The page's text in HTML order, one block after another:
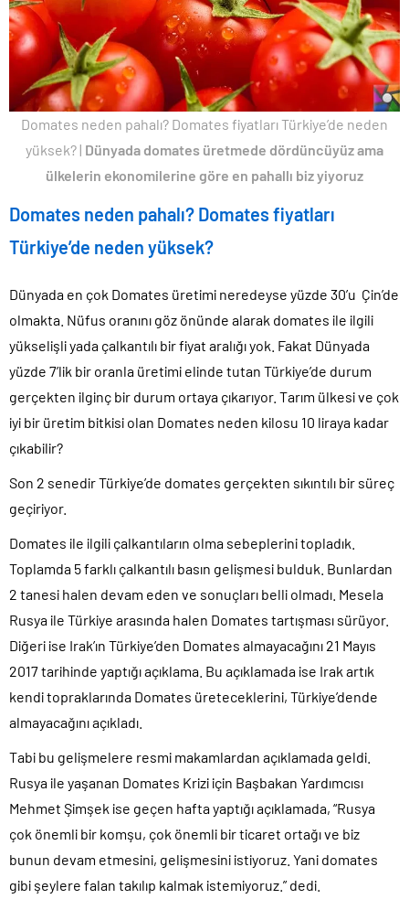
Domates neden pahalı? Domates fiyatları Türkiye’de neden
yüksek? | Dünyada domates üretmede dördüncüyüz ama
ülkelerin ekonomilerine göre en pahallı biz yiyoruz
Domates neden pahalı? Domates fiyatları
Türkiye’de neden yüksek?
Dünyada en çok Domates üretimi neredeyse yüzde 30’u Çin’de
olmakta. Nüfus oranını göz önünde alarak domates ile ilgili
yükselişli yada çalkantılı bir fiyat aralığı yok. Fakat Dünyada
yüzde 7’lik bir oranla üretimi elinde tutan Türkiye’de durum
gerçekten ilginç bir durum ortaya çıkarıyor. Tarım ülkesi ve çok
iyi bir üretim bitkisi olan Domates neden kilosu 10 liraya kadar
çıkabilir?
Son 2 senedir Türkiye’de domates gerçekten sıkıntılı bir süreç
geçiriyor.
Domates ile ilgili çalkantıların olma sebeplerini topladık.
Toplamda 5 farklı çalkantılı basın gelişmesi bulduk. Bunlardan
2 tanesi halen devam eden ve sonuçları belli olmadı. Mesela
Rusya ile Türkiye arasında halen Domates tartışması sürüyor.
Diğeri ise Irak’ın Türkiye’den Domates almayacağını 21 Mayıs
2017 tarihinde yaptığı açıklama. Bu açıklamada ise Irak artık
kendi topraklarında Domates üreteceklerini, Türkiye’dende
almayacağını açıkladı.
Tabi bu gelişmelere resmi makamlardan açıklamada geldi.
Rusya ile yaşanan Domates Krizi için Başbakan Yardımcısı
Mehmet Şimşek ise geçen hafta yaptığı açıklamada, “Rusya
çok önemli bir komşu, çok önemli bir ticaret ortağı ve biz
bunun devam etmesini, gelişmesini istiyoruz. Yani domates
gibi şeylere falan takılıp kalmak istemiyoruz.” dedi.